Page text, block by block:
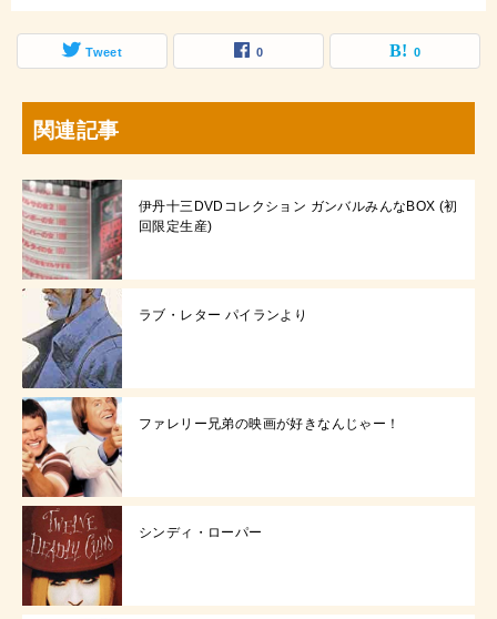
Tweet 0 0
関連記事
伊丹十三DVDコレクション ガンバルみんなBOX (初
回限定生産)
ラブ・レター パイランより
ファレリー兄弟の映画が好きなんじゃー！
シンディ・ローパー